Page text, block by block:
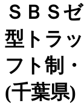
ＳＢＳ
型トラ
フト制
(千葉県)